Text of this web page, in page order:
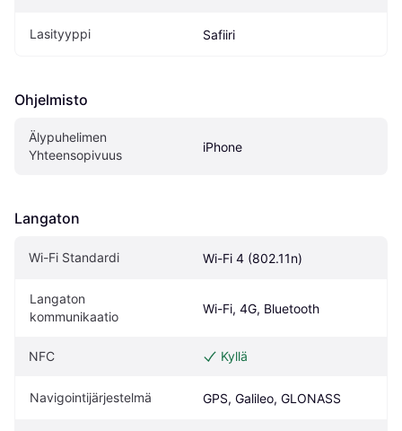
Lasityyppi Safiiri
Ohjelmisto
Älypuhelimen
Yhteensopivuus
iPhone
Langaton
Wi-Fi Standardi Wi-Fi 4 (802.11n)
Langaton
kommunikaatio
Wi-Fi, 4G, Bluetooth
NFC Kyllä
Navigointijärjestelmä GPS, Galileo, GLONASS